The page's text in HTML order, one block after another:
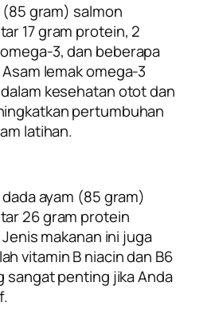
gram) salmon
17 gram protein, 2
3, dan beberapa
lemak omega-3
kesehatan otot dan
pertumbuhan
latihan.
ayam (85 gram)
26 gram protein
makanan ini juga
vitamin B niacin dan B6
sangat penting jika Anda